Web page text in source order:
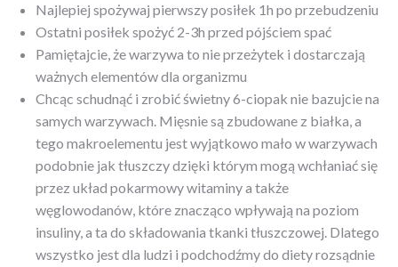
Najlepiej spożywaj pierwszy posiłek 1h po przebudzeniu
Ostatni posiłek spożyć 2-3h przed pójściem spać
Pamiętajcie, że warzywa to nie przeżytek i dostarczają
ważnych elementów dla organizmu
Chcąc schudnąć i zrobić świetny 6-ciopak nie bazujcie na
samych warzywach. Mięsnie są zbudowane z białka, a
tego makroelementu jest wyjątkowo mało w warzywach
podobnie jak tłuszczy dzięki którym mogą wchłaniać się
przez układ pokarmowy witaminy a także
węglowodanów, które znacząco wpływają na poziom
insuliny, a ta do składowania tkanki tłuszczowej. Dlatego
wszystko jest dla ludzi i podchodźmy do diety rozsądnie